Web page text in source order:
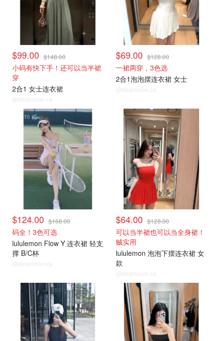
$99.00 $148.00
小码有快下手！还可以当半裙
穿
2合1 女士连衣裙
@dealmoon.ca
$69.00 $128.00
一裙两穿，3色选
2合1泡泡摆连衣裙 女士
@dealmoon.ca
$124.00 $168.00
码全！3色可选
lululemon Flow Y 连衣裙 轻支
撑 B/C杯
@dealmoon.ca
$64.00 $128.00
可以当半裙也可以当全身裙！
贼实用
lululemon 泡泡下摆连衣裙 女
款
@dealmoon.ca